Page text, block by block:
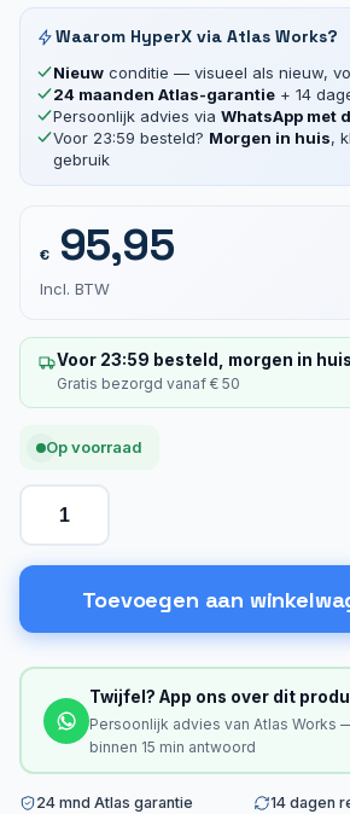
Waarom HyperX via Atlas Works?
Nieuw conditie — visueel als nieuw,
24 maanden Atlas-garantie + 14
Persoonlijk advies via WhatsApp met
Voor 23:59 besteld? Morgen in huis,
gebruik
€95,95
Incl. BTW
Voor 23:59 besteld, morgen in huis
Gratis bezorgd vanaf € 50
Op voorraad
Toevoegen aan
Twijfel? App ons over dit
Persoonlijk advies van Atlas Works
binnen 15 min antwoord
24 mnd Atlas garantie
14 dagen